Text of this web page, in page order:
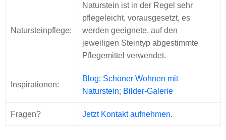
Natursteinpflege:
Naturstein ist in der Regel sehr
pflegeleicht, vorausgesetzt, es
werden geeignete, auf den
jeweiligen Steintyp abgestimmte
Pflegemittel verwendet.
Inspirationen:
Blog: Schöner Wohnen mit
Naturstein; Bilder-Galerie
Fragen? Jetzt Kontakt aufnehmen.